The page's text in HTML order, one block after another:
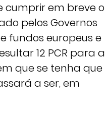
cumprir em breve o
pelos Governos
fundos europeus e
12 PCR para a
que se tenha que
a ser, em